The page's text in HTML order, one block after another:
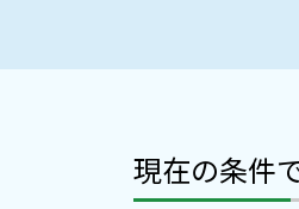
現在の条件